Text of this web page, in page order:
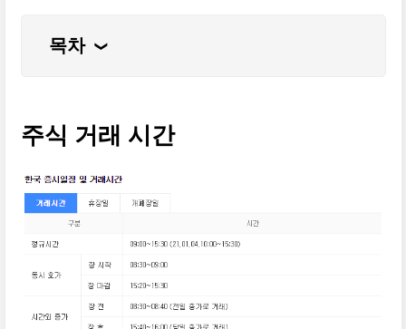
목차 ❮
주식 거래 시간